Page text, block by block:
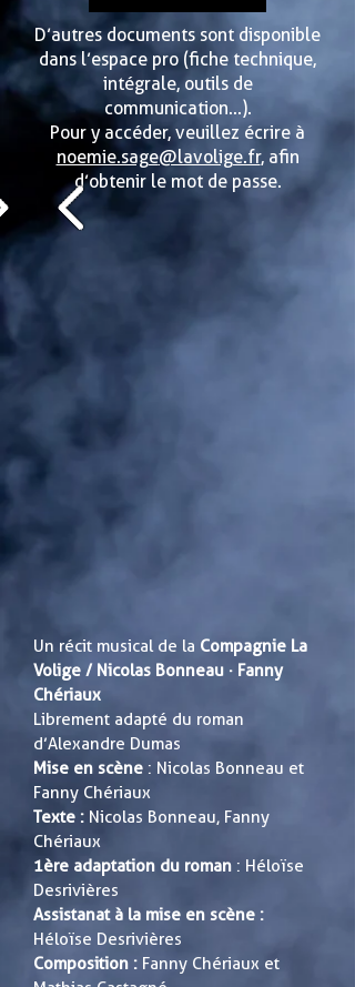
D’autres documents sont disponible
dans l’espace pro (fiche technique,
intégrale, outils de
communication...).
Pour y accéder, veuillez écrire à
noemie.sage@lavolige.fr, afin
d’obtenir le mot de passe.
Un récit musical de la Compagnie La
Volige / Nicolas Bonneau · Fanny
Chériaux
Librement adapté du roman
d’Alexandre Dumas
Mise en scène : Nicolas Bonneau et
Fanny Chériaux
Texte : Nicolas Bonneau, Fanny
Chériaux
1ère adaptation du roman : Héloïse
Desrivières
Assistanat à la mise en scène :
Héloïse Desrivières
Composition : Fanny Chériaux et